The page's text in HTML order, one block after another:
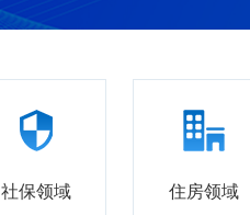
社保领域 住房领域